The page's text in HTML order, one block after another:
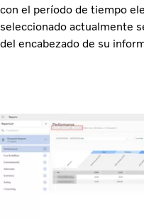
con el período de tiempo
seleccionado actualmente
del encabezado de su